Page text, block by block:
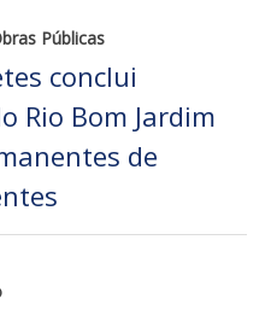
Públicas
conclui
Rio Bom Jardim
de